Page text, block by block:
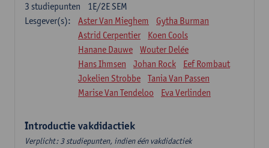
1E/2E SEM
3 studiepunten
Lesgever(s):
Aster Van Mieghem
Gytha Burman
Astrid Cerpentier
Koen Cools
Hanane Dauwe
Wouter Delée
Hans Ihmsen
Johan Rock
Eef Rombaut
Jokelien Strobbe
Tania Van Passen
Marise Van Tendeloo
Eva Verlinden
Introductie vakdidactiek
Verplicht: 3 studiepunten, indien één vakdidactiek